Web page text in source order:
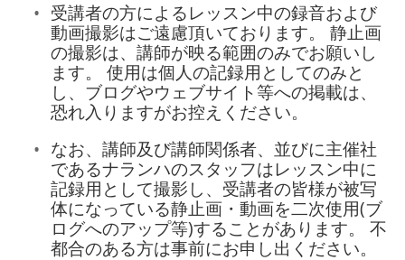
受講者の方によるレッスン中の録音および
動画撮影はご遠慮頂いております。 静止画
の撮影は、講師が映る範囲のみでお願いし
ます。 使用は個人の記録用としてのみと
し、ブログやウェブサイト等への掲載は、
恐れ入りますがお控えください。
なお、講師及び講師関係者、並びに主催社
であるナランハのスタッフはレッスン中に
記録用として撮影し、受講者の皆様が被写
体になっている静止画・動画を二次使用(ブ
ログへのアップ等)することがあります。 不
都合のある方は事前にお申し出ください。